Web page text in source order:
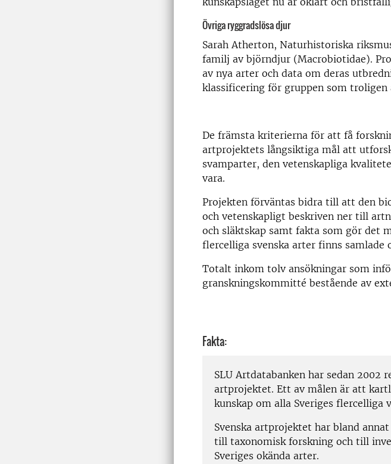
Övriga ryggradslösa djur
Sarah Atherton, Naturhistoriska
familj av björndjur (Macrobiotidae).
av nya arter och data om deras
klassificering för gruppen som
De främsta kriterierna för att få
artprojektets långsiktiga mål att
svamparter, den vetenskapliga
vara.
Projekten förväntas bidra till att den
och vetenskapligt beskriven ner till
och släktskap samt fakta som gör det
flercelliga svenska arter finns samlade
Totalt inkom tolv ansökningar som
granskningskommitté bestående av
Fakta:
SLU Artdatabanken har sedan 2002
artprojektet. Ett av målen är att
kunskap om alla Sveriges flercelliga
Svenska artprojektet har bland
till taxonomisk forskning och till
Sveriges okända arter.